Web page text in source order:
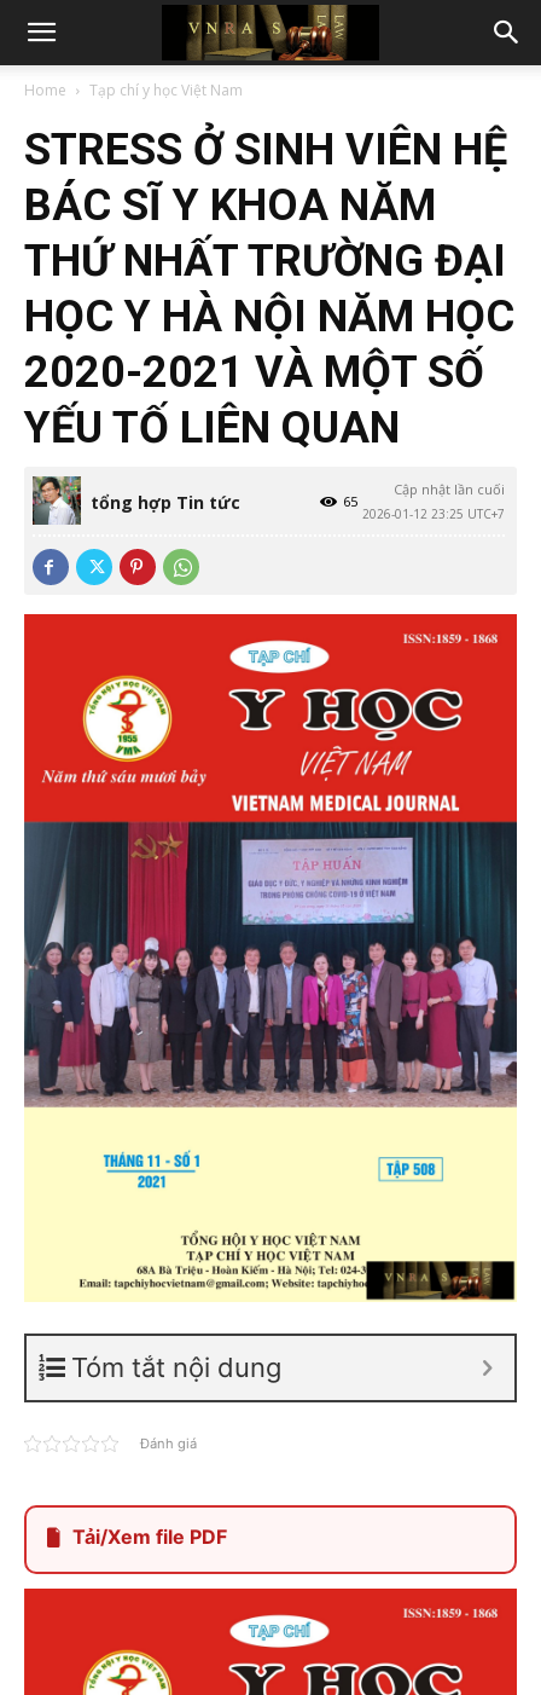
Home Tạp chí y học Việt Nam
STRESS Ở SINH VIÊN HỆ
BÁC SĨ Y KHOA NĂM
THỨ NHẤT TRƯỜNG ĐẠI
HỌC Y HÀ NỘI NĂM HỌC
2020-2021 VÀ MỘT SỐ
YẾU TỐ LIÊN QUAN
tổng hợp Tin tức
Cập nhật lần cuối
2026-01-12 23:25 UTC+7
65
Tóm tắt nội dung
Đánh giá
Tải/Xem file PDF